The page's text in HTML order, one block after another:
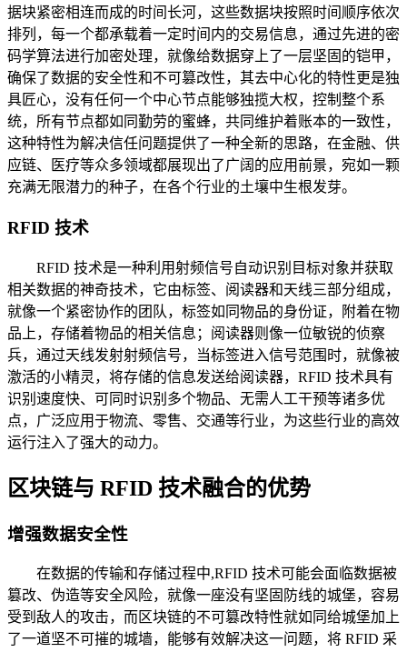
据块紧密相连而成的时间长河，这些数据块按照时间顺序依次
排列，每一个都承载着一定时间内的交易信息，通过先进的密
码学算法进行加密处理，就像给数据穿上了一层坚固的铠甲，
确保了数据的安全性和不可篡改性，其去中心化的特性更是独
具匠心，没有任何一个中心节点能够独揽大权，控制整个系
统，所有节点都如同勤劳的蜜蜂，共同维护着账本的一致性，
这种特性为解决信任问题提供了一种全新的思路，在金融、供
应链、医疗等众多领域都展现出了广阔的应用前景，宛如一颗
充满无限潜力的种子，在各个行业的土壤中生根发芽。
RFID 技术
RFID 技术是一种利用射频信号自动识别目标对象并获取
相关数据的神奇技术，它由标签、阅读器和天线三部分组成，
就像一个紧密协作的团队，标签如同物品的身份证，附着在物
品上，存储着物品的相关信息；阅读器则像一位敏锐的侦察
兵，通过天线发射射频信号，当标签进入信号范围时，就像被
激活的小精灵，将存储的信息发送给阅读器，RFID 技术具有
识别速度快、可同时识别多个物品、无需人工干预等诸多优
点，广泛应用于物流、零售、交通等行业，为这些行业的高效
运行注入了强大的动力。
区块链与 RFID 技术融合的优势
增强数据安全性
在数据的传输和存储过程中,RFID 技术可能会面临数据被
篡改、伪造等安全风险，就像一座没有坚固防线的城堡，容易
受到敌人的攻击，而区块链的不可篡改特性就如同给城堡加上
了一道坚不可摧的城墙，能够有效解决这一问题，将 RFID 采